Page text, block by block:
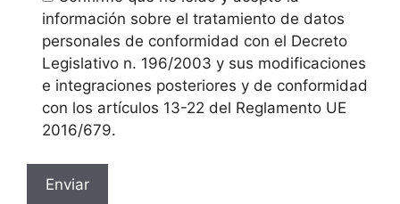
información sobre el tratamiento de datos
personales de conformidad con el Decreto
Legislativo n. 196/2003 y sus modificaciones
e integraciones posteriores y de conformidad
con los artículos 13-22 del Reglamento UE
2016/679.